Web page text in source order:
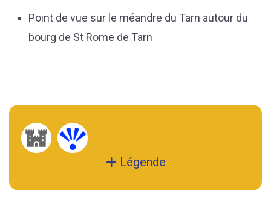
Point de vue sur le méandre du Tarn autour du
bourg de St Rome de Tarn
Légende